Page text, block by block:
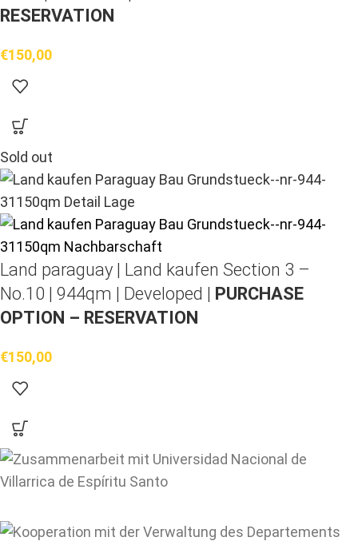
RESERVATION
€150,00
Sold out
Land paraguay | Land kaufen Section 3 –
No.10 | 944qm | Developed |
PURCHASE
OPTION – RESERVATION
€150,00